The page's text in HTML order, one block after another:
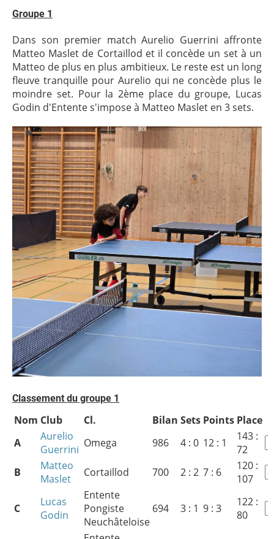
Groupe 1
Dans son premier match Aurelio Guerrini affronte
Matteo Maslet de Cortaillod et il concède un set à un
Matteo de plus en plus ambitieux. Le reste est un long
fleuve tranquille pour Aurelio qui ne concède plus le
moindre set. Pour la 2ème place du groupe, Lucas
Godin d'Entente s'impose à Matteo Maslet en 3 sets.
Classement du groupe 1
Nom Club Cl. Bilan Sets Points Place
A
Aurelio
Guerrini Omega 986 4 : 0 12 : 1
143 :
72
B
Matteo
Maslet
Cortaillod 700 2 : 2 7 : 6
120 :
107
C
Lucas
Godin
Entente
Pongiste
Neuchâteloise
694 3 : 1 9 : 3
122 :
80